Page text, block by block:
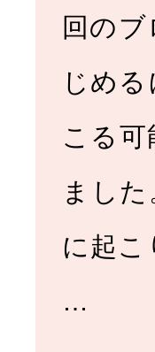
回の
じめ
こる
まし
に起
…